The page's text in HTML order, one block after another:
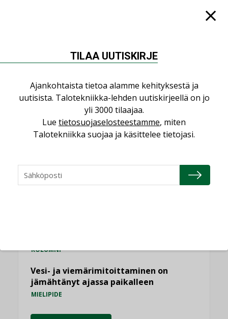
Puheista tekoihin – uusin teknologia
käyttöön kiinteistöissä
KOLUMNI
Yli miljoona kotia on vailla toimivaa
KOLUMNI
Vesi- ja viemärimitoittaminen on
jämähtänyt ajassa paikalleen
MIELIPIDE
TILAA UUTISKIRJE
Ajankohtaista tietoa alamme kehityksestä ja
uutisista. Talotekniikka-lehden uutiskirjeellä on jo
yli 3000 tilaajaa.
Lue tietosuojaselosteestamme, miten
Talotekniikka suojaa ja käsittelee tietojasi.